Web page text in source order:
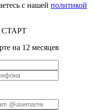
с нашей политикой
на 12 месяцев